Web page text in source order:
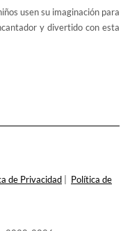
usen su imaginación para
y divertido con esta
de Privacidad
Política de